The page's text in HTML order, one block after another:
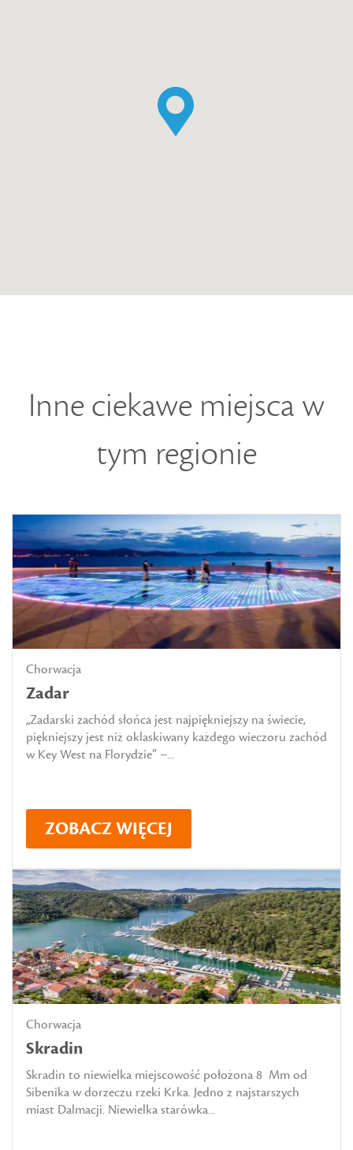
Inne ciekawe miejsca w
tym regionie
Chorwacja
Zadar
„Zadarski zachód słońca jest najpiękniejszy na świecie,
piękniejszy jest niż oklaskiwany każdego wieczoru zachód
w Key West na Florydzie” –...
ZOBACZ WIĘCEJ
Chorwacja
Skradin
Skradin to niewielka miejscowość położona 8 Mm od
Sibenika w dorzeczu rzeki Krka. Jedno z najstarszych
miast Dalmacji. Niewielka starówka...